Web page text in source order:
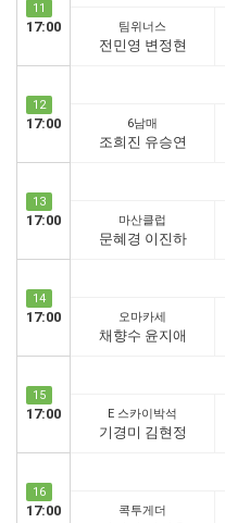
11
17:00 팀위너스
전민영 변정현
12
17:00 6남매
조희진 유승연
13
17:00 마산클럽
문혜경 이진하
14
17:00 오마카세
채향수 윤지애
15
17:00 E 스카이박석
기경미 김현정
16
17:00 콕투게더